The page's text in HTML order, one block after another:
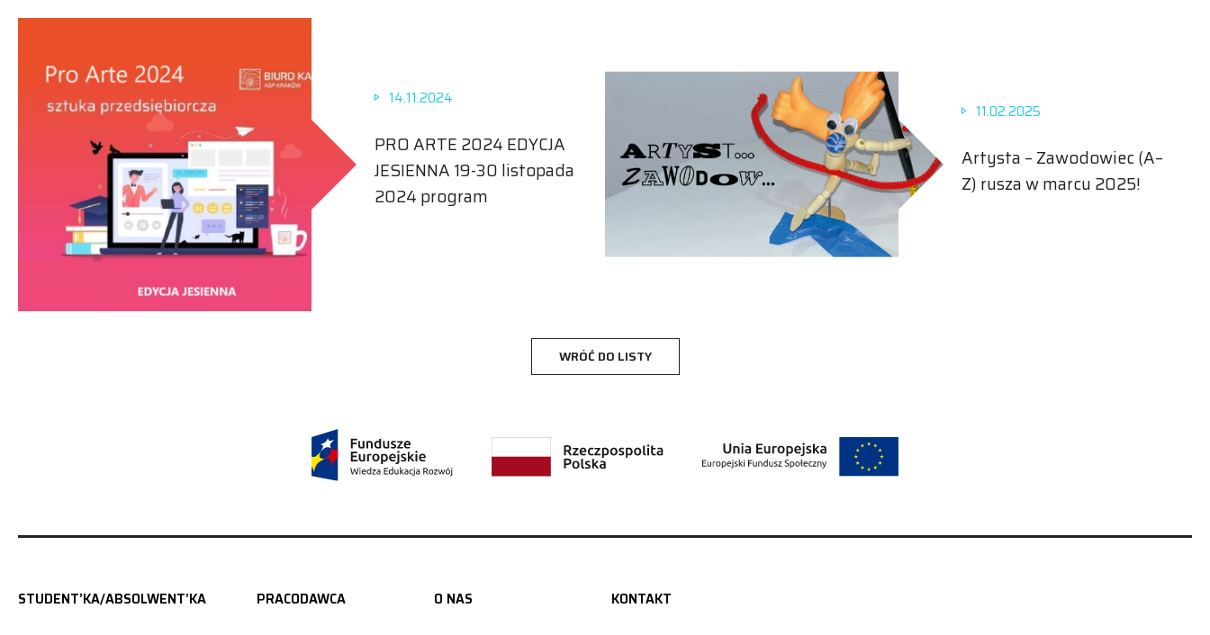
14.11.2024
PRO ARTE 2024 EDYCJA
JESIENNA 19-30 listopada
2024 program
11.02.2025
Artysta – Zawodowiec (A–
Z) rusza w marcu 2025!
WRÓĆ DO LISTY
STUDENT’KA/ABSOLWENT’KA PRACODAWCA O NAS KONTAKT